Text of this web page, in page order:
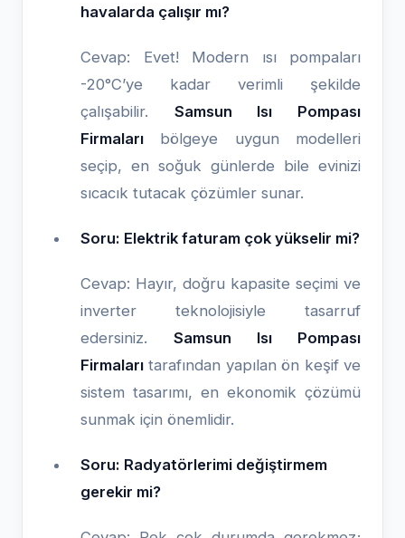
havalarda çalışır mı?
Cevap: Evet! Modern ısı pompaları
-20°C’ye kadar verimli şekilde
çalışabilir. Samsun Isı Pompası
Firmaları bölgeye uygun modelleri
seçip, en soğuk günlerde bile evinizi
sıcacık tutacak çözümler sunar.
Soru: Elektrik faturam çok yükselir mi?
Cevap: Hayır, doğru kapasite seçimi ve
inverter teknolojisiyle tasarruf
edersiniz. Samsun Isı Pompası
Firmaları tarafından yapılan ön keşif ve
sistem tasarımı, en ekonomik çözümü
sunmak için önemlidir.
Soru: Radyatörlerimi değiştirmem
gerekir mi?